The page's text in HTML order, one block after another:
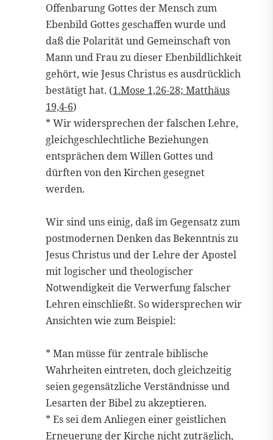
Offenbarung Gottes der Mensch zum
Ebenbild Gottes geschaffen wurde und
daß die Polarität und Gemeinschaft von
Mann und Frau zu dieser Ebenbildlichkeit
gehört, wie Jesus Christus es ausdrücklich
bestätigt hat. (1.Mose 1,26-28; Matthäus
19,4-6)
* Wir widersprechen der falschen Lehre,
gleichgeschlechtliche Beziehungen
entsprächen dem Willen Gottes und
dürften von den Kirchen gesegnet
werden.
Wir sind uns einig, daß im Gegensatz zum
postmodernen Denken das Bekenntnis zu
Jesus Christus und der Lehre der Apostel
mit logischer und theologischer
Notwendigkeit die Verwerfung falscher
Lehren einschließt. So widersprechen wir
Ansichten wie zum Beispiel:
* Man müsse für zentrale biblische
Wahrheiten eintreten, doch gleichzeitig
seien gegensätzliche Verständnisse und
Lesarten der Bibel zu akzeptieren.
* Es sei dem Anliegen einer geistlichen
Erneuerung der Kirche nicht zuträglich,